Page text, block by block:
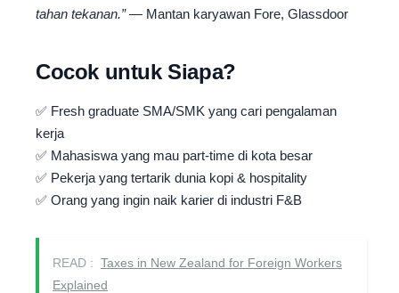
tahan tekanan.”— Mantan karyawan Fore, Glassdoor
Cocok untuk Siapa?
✅ Fresh graduate SMA/SMK yang cari pengalaman
kerja
✅ Mahasiswa yang mau part-time di kota besar
✅ Pekerja yang tertarik dunia kopi & hospitality
✅ Orang yang ingin naik karier di industri F&B
READ : Taxes in New Zealand for Foreign Workers
Explained